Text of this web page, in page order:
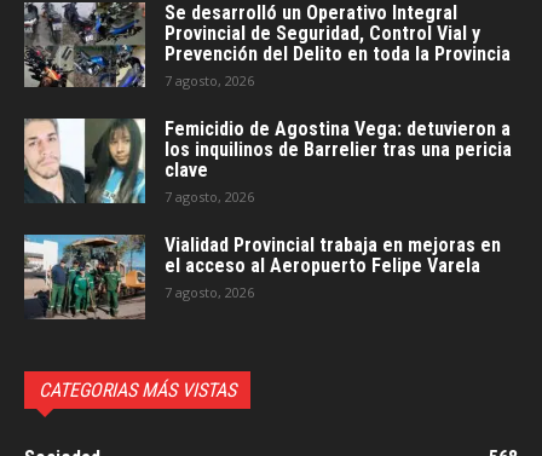
Se desarrolló un Operativo Integral
Provincial de Seguridad, Control Vial y
Prevención del Delito en toda la Provincia
7 agosto, 2026
Femicidio de Agostina Vega: detuvieron a
los inquilinos de Barrelier tras una pericia
clave
7 agosto, 2026
Vialidad Provincial trabaja en mejoras en
el acceso al Aeropuerto Felipe Varela
7 agosto, 2026
CATEGORIAS MÁS VISTAS